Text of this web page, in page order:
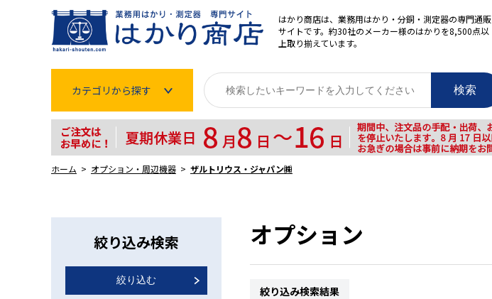
はかり商店は、業務用はかり・分銅・測定器の専門通販
サイトです。約30社のメーカー様のはかりを8,500点以
上取り揃えています。
カテゴリから探す
はかり
分銅
タイマー
長さ測定器
濃度・環境測定
検索
ホーム オプション・周辺機器 ザルトリウス・ジャパン㈱
絞り込み検索
絞り込む
オプション
絞り込み検索結果